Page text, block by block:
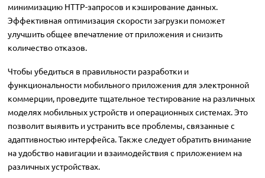
минимизацию HTTP-запросов и кэширование данных.
Эффективная оптимизация скорости загрузки поможет
улучшить общее впечатление от приложения и снизить
количество отказов.
Чтобы убедиться в правильности разработки и
функциональности мобильного приложения для электронной
коммерции, проведите тщательное тестирование на различных
моделях мобильных устройств и операционных системах. Это
позволит выявить и устранить все проблемы, связанные с
адаптивностью интерфейса. Также следует обратить внимание
на удобство навигации и взаимодействия с приложением на
различных устройствах.